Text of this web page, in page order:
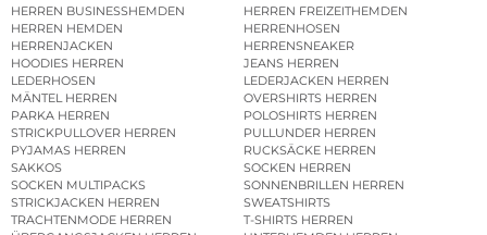
HERREN BUSINESSHEMDEN
HERREN FREIZEITHEMDEN
HERREN HEMDEN
HERRENHOSEN
HERRENJACKEN
HERRENSNEAKER
HOODIES HERREN
JEANS HERREN
LEDERHOSEN
LEDERJACKEN HERREN
MÄNTEL HERREN
OVERSHIRTS HERREN
PARKA HERREN
POLOSHIRTS HERREN
STRICKPULLOVER HERREN
PULLUNDER HERREN
PYJAMAS HERREN
RUCKSÄCKE HERREN
SAKKOS
SOCKEN HERREN
SOCKEN MULTIPACKS
SONNENBRILLEN HERREN
STRICKJACKEN HERREN
SWEATSHIRTS
TRACHTENMODE HERREN
T-SHIRTS HERREN